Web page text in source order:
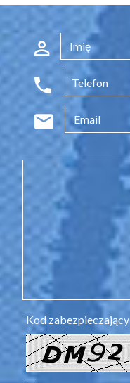
Kod zabezpieczający